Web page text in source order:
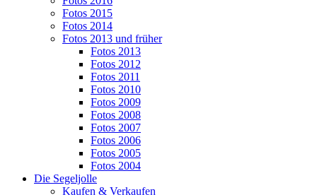
Fotos 2015
Fotos 2014
Fotos 2013 und früher
Fotos 2013
Fotos 2012
Fotos 2011
Fotos 2010
Fotos 2009
Fotos 2008
Fotos 2007
Fotos 2006
Fotos 2005
Fotos 2004
Die Segeljolle
Kaufen & Verkaufen